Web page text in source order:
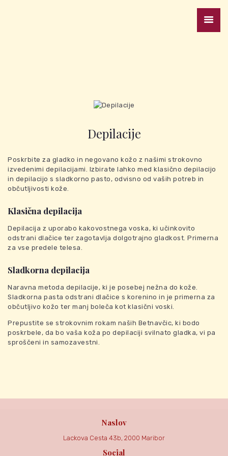
TERMINA
DOMOV
BLOG
KONTAKT
Depilacije
Poskrbite za gladko in negovano kožo z našimi strokovno
izvedenimi depilacijami. Izbirate lahko med klasično depilacijo
in depilacijo s sladkorno pasto, odvisno od vaših potreb in
občutljivosti kože.
Klasična depilacija
Depilacija z uporabo kakovostnega voska, ki učinkovito
odstrani dlačice ter zagotavlja dolgotrajno gladkost. Primerna
za vse predele telesa.
Sladkorna depilacija
Naravna metoda depilacije, ki je posebej nežna do kože.
Sladkorna pasta odstrani dlačice s korenino in je primerna za
občutljivo kožo ter manj boleča kot klasični voski.
Prepustite se strokovnim rokam naših Betnavčic, ki bodo
poskrbele, da bo vaša koža po depilaciji svilnato gladka, vi pa
sproščeni in samozavestni.
Naslov
Lackova Cesta 43b, 2000 Maribor
Social